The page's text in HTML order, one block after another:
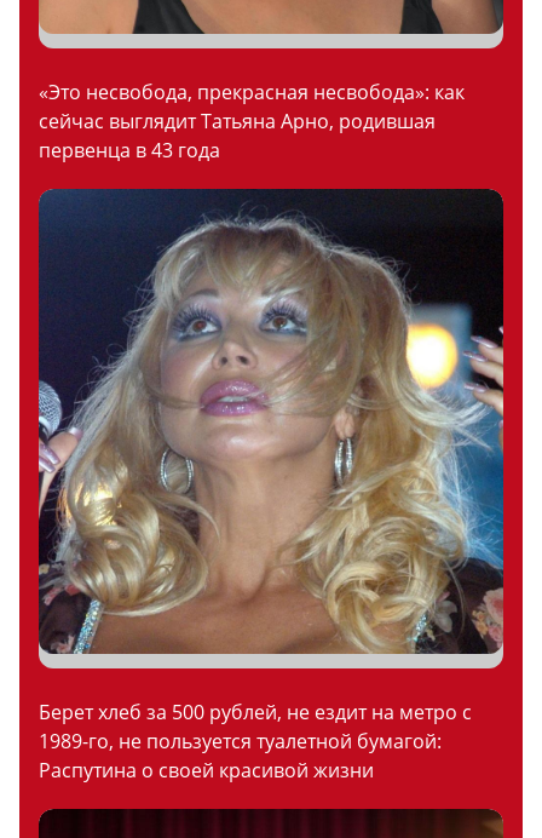
«Это несвобода, прекрасная несвобода»: как
сейчас выглядит Татьяна Арно, родившая
первенца в 43 года
Берет хлеб за 500 рублей, не ездит на метро с
1989-го, не пользуется туалетной бумагой:
Распутина о своей красивой жизни